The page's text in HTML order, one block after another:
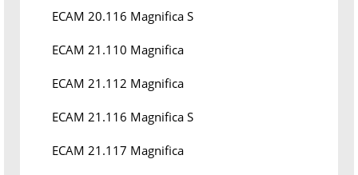
ECAM 20.116 Magnifica S
ECAM 21.110 Magnifica
ECAM 21.112 Magnifica
ECAM 21.116 Magnifica S
ECAM 21.117 Magnifica